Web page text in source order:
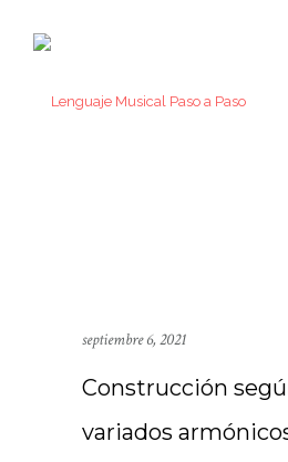
septiembre 6, 2021
Construcción
variados